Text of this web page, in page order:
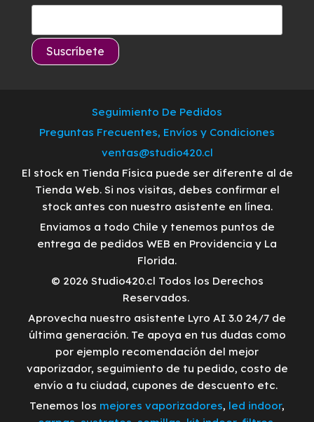
Seguimiento De Pedidos
Preguntas Frecuentes, Envíos y Condiciones
ventas@studio420.cl
El stock en Tienda Física puede ser diferente al de
Tienda Web. Si nos visitas, debes confirmar el
stock antes con nuestro asistente en línea.
Enviamos a todo Chile y tenemos puntos de
entrega de pedidos WEB en Providencia y La
Florida.
© 2026 Studio420.cl Todos los Derechos
Reservados.
Aprovecha nuestro asistente Lyro AI 3.0 24/7 de
última generación. Te apoya en tus dudas como
por ejemplo recomendación del mejor
vaporizador, seguimiento de tu pedido, costo de
envío a tu ciudad, cupones de descuento etc.
Tenemos los mejores vaporizadores, led indoor,